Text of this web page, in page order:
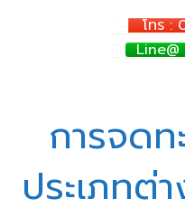
โทร :
การจดท
ประเภทต่